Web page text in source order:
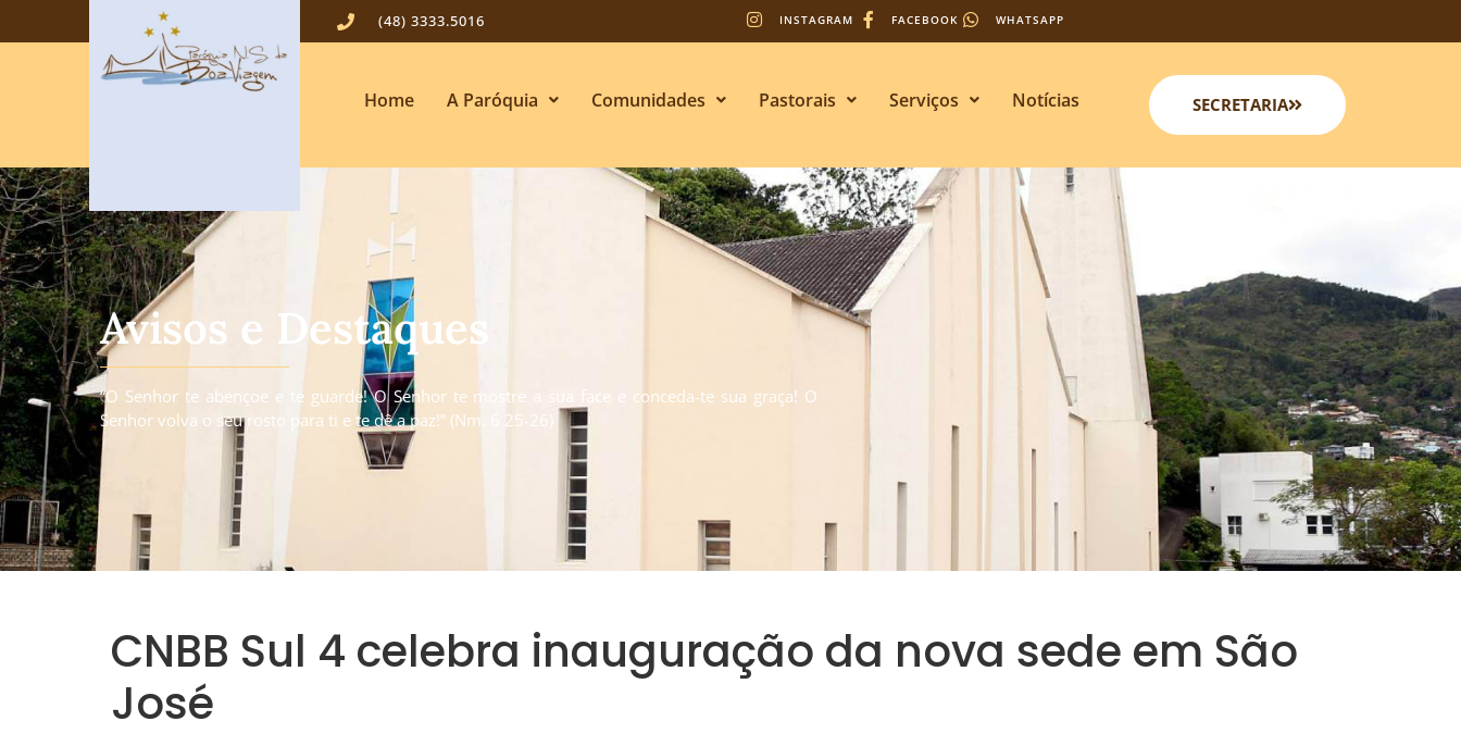
(48) 3333.5016 INSTAGRAM FACEBOOK WHATSAPP
Home A Paróquia Comunidades Pastorais Serviços Notícias SECRETARIA
Avisos e Destaques
“O Senhor te abençoe e te guarde! O Senhor te mostre a sua face e conceda-te sua graça! O
Senhor volva o seu rosto para ti e te dê a paz!” (Nm. 6 25-26)
CNBB Sul 4 celebra inauguração da nova sede em São
José